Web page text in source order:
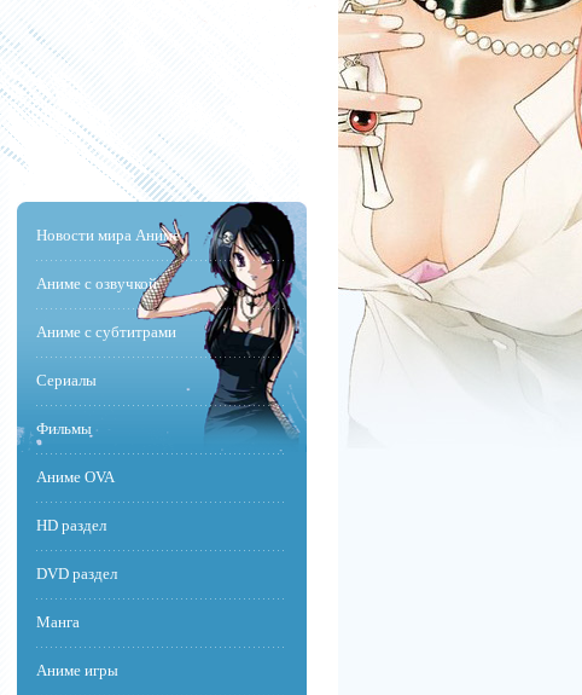
Новости мира Аниме
Аниме с озвучкой
Аниме с субтитрами
Сериалы
Фильмы
Аниме OVA
HD раздел
DVD раздел
Манга
Аниме игры